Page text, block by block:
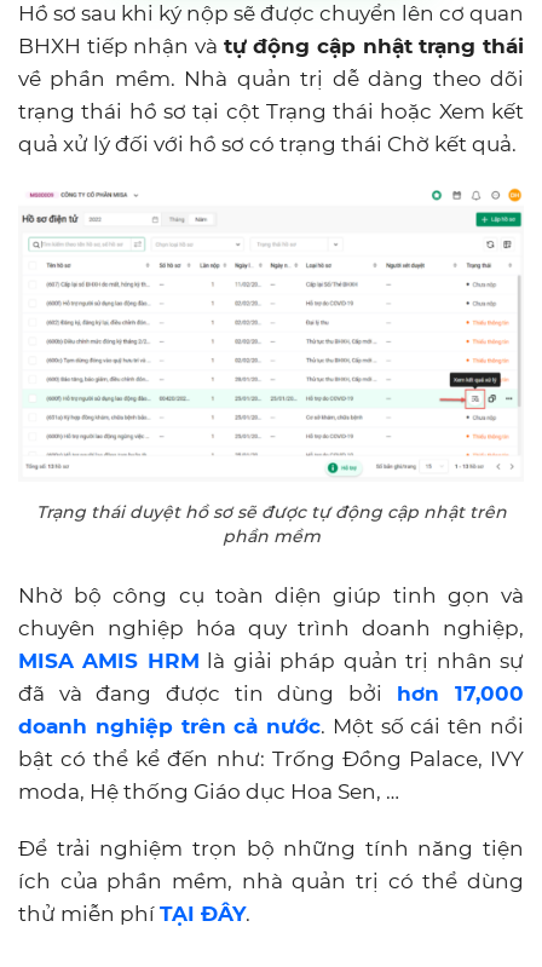
Hồ sơ sau khi ký nộp sẽ được chuyển lên cơ quan
BHXH tiếp nhận và tự động cập nhật trạng thái
về phần mềm. Nhà quản trị dễ dàng theo dõi
trạng thái hồ sơ tại cột Trạng thái hoặc Xem kết
quả xử lý đối với hồ sơ có trạng thái Chờ kết quả.
Trạng thái duyệt hồ sơ sẽ được tự động cập nhật trên
phần mềm
Nhờ bộ công cụ toàn diện giúp tinh gọn và
chuyên nghiệp hóa quy trình doanh nghiệp,
MISA AMIS HRM là giải pháp quản trị nhân sự
đã và đang được tin dùng bởi
hơn 17,000
doanh nghiệp trên cả nước. Một số cái tên nổi
bật có thể kể đến như: Trống Đồng Palace, IVY
moda, Hệ thống Giáo dục Hoa Sen, …
Để trải nghiệm trọn bộ những tính năng tiện
ích của phần mềm, nhà quản trị có thể dùng
thử miễn phí TẠI ĐÂY.